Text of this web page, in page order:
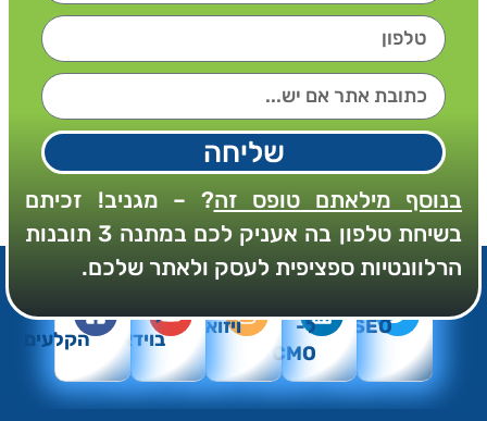
שליחה
בנוסף מילאתם טופס זה? – מגניב! זכיתם
בשיחת טלפון בה אעניק לכם במתנה 3 תובנות
הרלוונטיות ספציפית לעסק ולאתר שלכם.
SEO
מאמרים
ל-
CMO
ויזואלי
Summary
בוידאו
מאחורי
הקלעים